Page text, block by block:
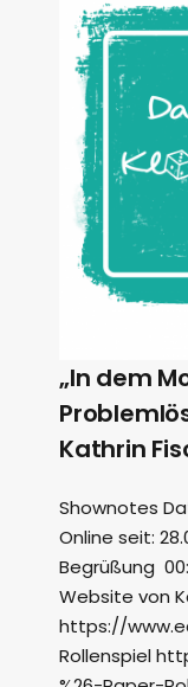
„In dem
Kathrin
Shownotes
Online seit:
Begrüßung
Website von
https://
Rollenspiel